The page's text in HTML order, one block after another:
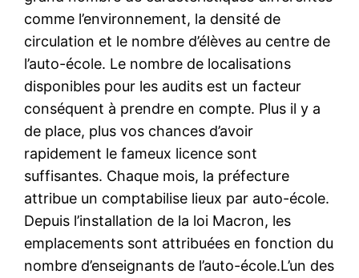
comme l’environnement, la densité de
circulation et le nombre d’élèves au centre de
l’auto-école. Le nombre de localisations
disponibles pour les audits est un facteur
conséquent à prendre en compte. Plus il y a
de place, plus vos chances d’avoir
rapidement le fameux licence sont
suffisantes. Chaque mois, la préfecture
attribue un comptabilise lieux par auto-école.
Depuis l’installation de la loi Macron, les
emplacements sont attribuées en fonction du
nombre d’enseignants de l’auto-école.L’un des